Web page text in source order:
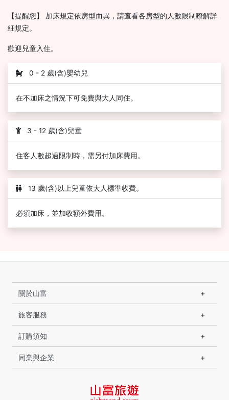
【提醒您】 加床規定依房型而異，請查看各房型的人數限制瞭解詳
細規定。
歡迎兒童入住。
0 - 2 歲(含)嬰幼兒
在不加床之情況下可免費與大人同住。
3 - 12 歲(含)兒童
住客人數超過限制時，需另付加床費用。
13 歲(含)以上兒童依大人標準收費。
必須加床，並加收額外費用。
關於山富
旅客服務
訂購須知
同業與企業